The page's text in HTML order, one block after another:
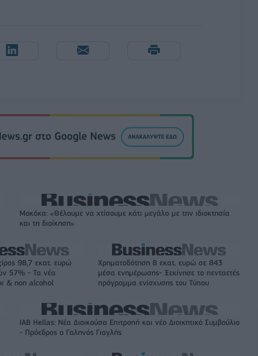
Μοκόκα: «Θέλουμε να χτίσουμε κάτι μεγάλο με την ιδιοκτησία
και τη διοίκηση»
98,7 εκατ. ευρώ
57% - Τα νέα
& non alcohol
Χρηματοδότηση 8 εκατ. ευρώ σε 843
μέσα ενημέρωσης- Ξεκίνησε το πενταετές
πρόγραμμα ενίσχυσης του Τύπου
IAB Hellas: Νέα Διοικούσα Επιτροπή και νέο Διοικητικό Συμβούλιο
- Πρόεδρος ο Γαληνός Γιαγλής